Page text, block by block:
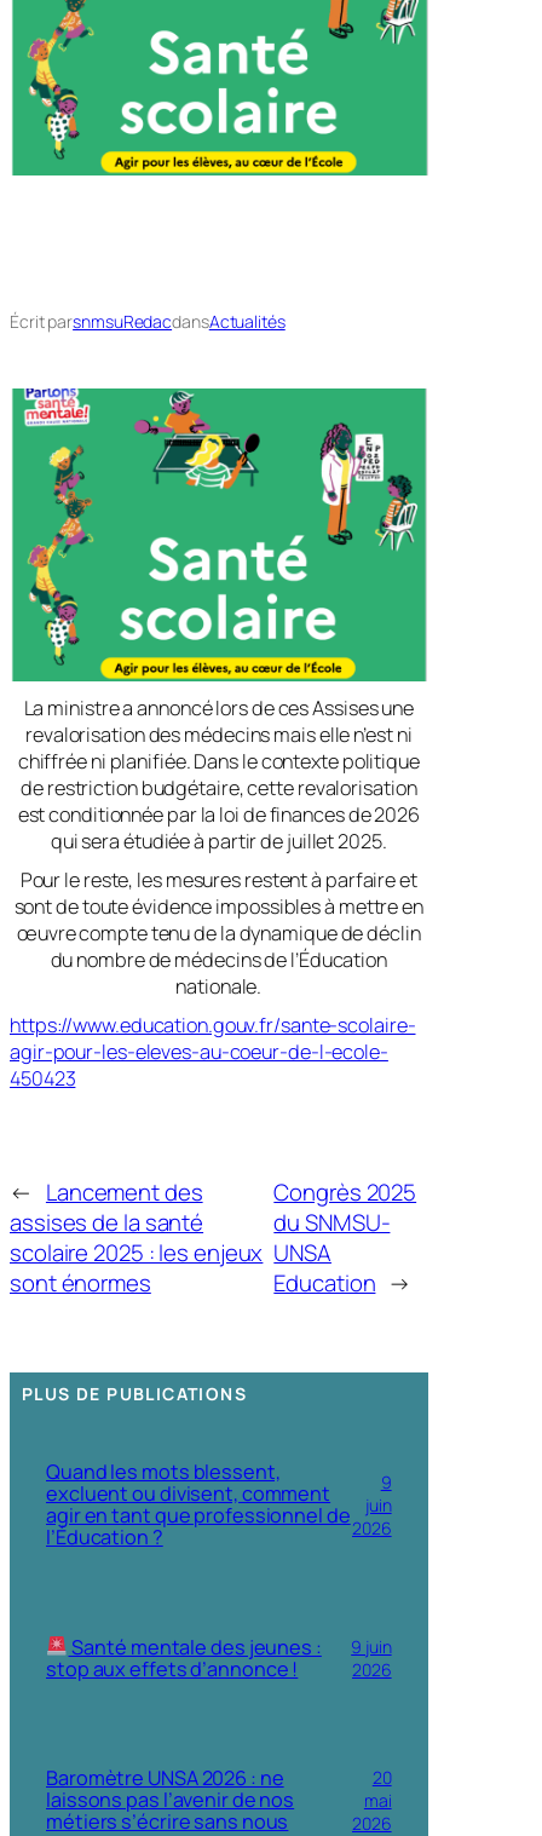
Écrit parsnmsuRedacdansActualités
La ministre a annoncé lors de ces Assises une
revalorisation des médecins mais elle n’est ni
chiffrée ni planifiée. Dans le contexte politique
de restriction budgétaire, cette revalorisation
est conditionnée par la loi de finances de 2026
qui sera étudiée à partir de juillet 2025.
Pour le reste, les mesures restent à parfaire et
sont de toute évidence impossibles à mettre en
œuvre compte tenu de la dynamique de déclin
du nombre de médecins de l’Éducation
nationale.
https://www.education.gouv.fr/sante-scolaire-
agir-pour-les-eleves-au-coeur-de-l-ecole-
450423
← Lancement des
assises de la santé
scolaire 2025 : les enjeux
sont énormes
Congrès 2025
du SNMSU-
UNSA
Education →
PLUS DE PUBLICATIONS
Quand les mots blessent,
excluent ou divisent, comment
agir en tant que professionnel de
l’Éducation ?
9
juin
2026
Santé mentale des jeunes :
stop aux effets d’annonce !
9 juin
2026
Baromètre UNSA 2026 : ne
laissons pas l’avenir de nos
métiers s’écrire sans nous
20
mai
2026